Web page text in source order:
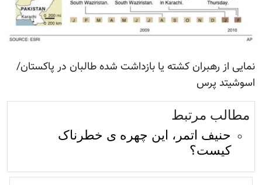
نمایی از رهبران کشته یا بازداشت شده طالبان در پاکستان/
اسوشیتد پرس
مطالب مرتبط
حنیف اتمر، این چهره ی خطرناک
کیست؟